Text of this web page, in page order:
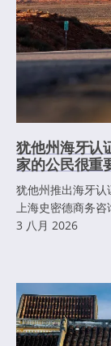
犹他州海牙认
家的公民很重
犹他州推出海牙
上海史密德商务咨
3 八月 2026